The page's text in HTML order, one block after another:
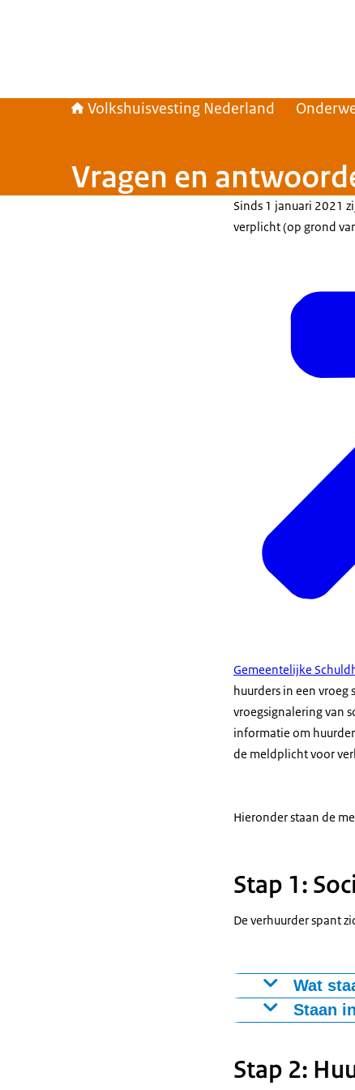
Volkshuisvesting Nederland
Vragen en
Sinds 1 januari 2021
verplicht (op grond
Gemeentelijke
huurders in een
vroegsignalering van
informatie om
de meldplicht voor
Hieronder staan de
Stap 1:
De verhuurder spant
Wat
Staan
Stap 2: